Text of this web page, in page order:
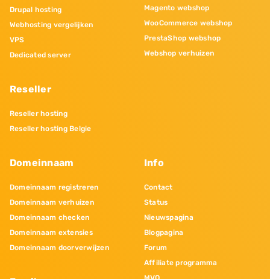
Drupal hosting
Webhosting vergelijken
VPS
Dedicated server
Reseller
Reseller hosting
Reseller hosting Belgie
Magento webshop
WooCommerce webshop
PrestaShop webshop
Webshop verhuizen
Domeinnaam
Domeinnaam registreren
Domeinnaam verhuizen
Domeinnaam checken
Domeinnaam extensies
Domeinnaam doorverwijzen
Info
Contact
Status
Nieuwspagina
Blogpagina
Forum
Affiliate programma